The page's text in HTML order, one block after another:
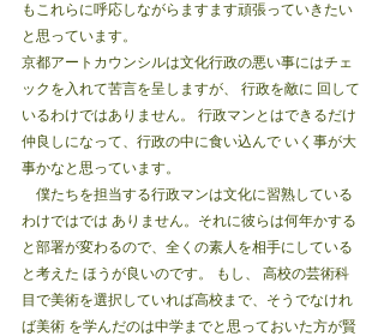
もこれらに呼応しながらますます頑張っていきたい
と思っています。
京都アートカウンシルは文化行政の悪い事にはチェ
ックを入れて苦言を呈しますが、 行政を敵に 回して
いるわけではありません。 行政マンとはできるだけ
仲良しになって、行政の中に食い込んで いく事が大
事かなと思っています。
僕たちを担当する行政マンは文化に習熟している
わけではでは ありません。それに彼らは何年かする
と部署が変わるので、全くの素人を相手にしている
と考えた ほうが良いのです。 もし、 高校の芸術科
目で美術を選択していれば高校まで、そうでなけれ
ば美術 を学んだのは中学までと思っておいた方が賢